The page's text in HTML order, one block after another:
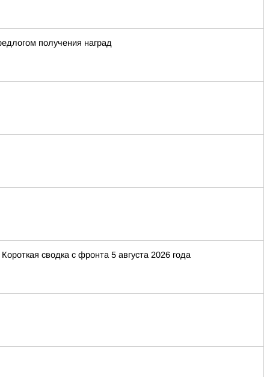
получения наград
сводка с фронта 5 августа 2026 года